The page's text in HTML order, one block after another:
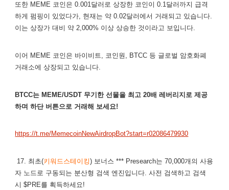
또한 MEME 코인은 0.001달러로 상장한 코인이 0.1달러까지 급격
하게 펌핑이 있었다가, 현재는 약 0.02달러에서 거래되고 있습니다.
이는 상장가 대비 약 2,000% 이상 상승한 것이라고 보입니다.
이어 MEME 코인은 바이비트, 코인원, BTCC 등 글로벌 암호화폐
거래소에 상장되고 있습니다.
BTCC는 MEME/USDT 무기한 선물을 최고 20배 레버리지로 제공
하며 하단 버튼으로 거래해 보세요!
https://t.me/MemecoinNewAirdropBot?start=r02086479930
17. 최초(키워드스테이킹) 보너스 *** Presearch는 70,000개의 사용
자 노드로 구동되는 분산형 검색 엔진입니다. 사전 검색하고 검색
시 $PRE를 획득하세요!